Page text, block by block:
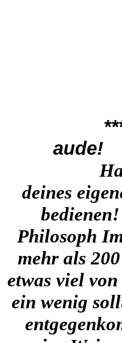
aude!
deines
Philosoph
mehr als
etwas viel
ein wenig